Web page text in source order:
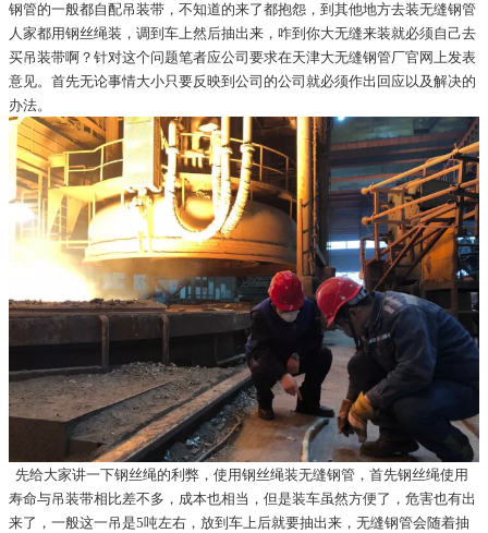
钢管的一般都自配吊装带，不知道的来了都抱怨，到其他地方去装无缝钢管
人家都用钢丝绳装，调到车上然后抽出来，咋到你大无缝来装就必须自己去
买吊装带啊？针对这个问题笔者应公司要求在天津大无缝钢管厂官网上发表
意见。首先无论事情大小只要反映到公司的公司就必须作出回应以及解决的
办法。
先给大家讲一下钢丝绳的利弊，使用钢丝绳装无缝钢管，首先钢丝绳使用
寿命与吊装带相比差不多，成本也相当，但是装车虽然方便了，危害也有出
来了，一般这一吊是5吨左右，放到车上后就要抽出来，无缝钢管会随着抽